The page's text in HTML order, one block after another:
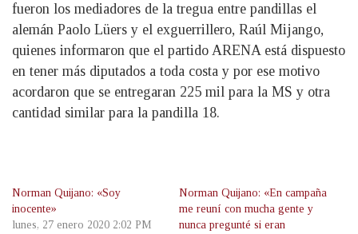
fueron los mediadores de la tregua entre pandillas el
alemán Paolo Lüers y el exguerrillero, Raúl Mijango,
quienes informaron que el partido ARENA está dispuesto
en tener más diputados a toda costa y por ese motivo
acordaron que se entregaran 225 mil para la MS y otra
cantidad similar para la pandilla 18.
Norman Quijano: «Soy
inocente»
lunes, 27 enero 2020 2:02 PM
Norman Quijano: «En campaña
me reuní con mucha gente y
nunca pregunté si eran